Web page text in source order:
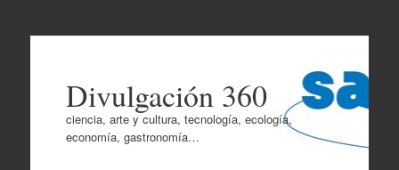
Divulgación 360
ciencia, arte y cultura, tecnología, ecología,
economía, gastronomía…